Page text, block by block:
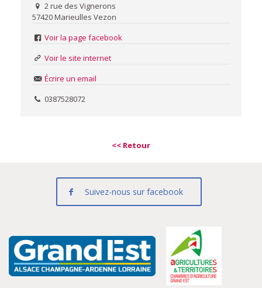
2 rue des Vignerons
57420 Marieulles Vezon
Voir la page facebook
Voir le site internet
Écrire un email
0387528072
<< Retour
Suivez-nous sur facebook